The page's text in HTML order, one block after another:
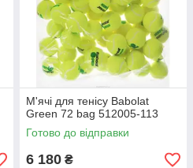
М'ячі для тенісу Babolat
Green 72 bag 512005-113
Готово до відправки
6 180 ₴